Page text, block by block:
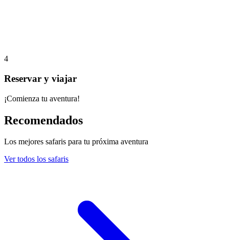
4
Reservar y viajar
¡Comienza tu aventura!
Recomendados
Los mejores safaris para tu próxima aventura
Ver todos los safaris